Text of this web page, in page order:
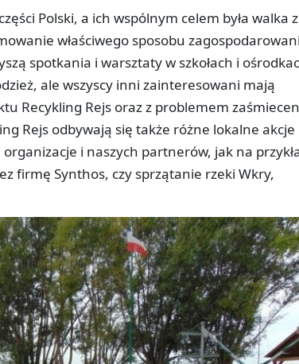
Polski, a ich wspólnym celem była walka z
właściwego sposobu
spotkania i warsztaty w szkołach i
ale wszyscy inni zainteresowani mają
Recykling Rejs oraz z problemem
Rejs odbywają się także różne lokalne akcje
i naszych partnerów, jak na
firmę Synthos, czy sprzątanie rzeki Wkry,